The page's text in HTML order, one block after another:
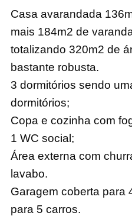
Casa avarandada
mais 184m2 de
totalizando 320m2 de
bastante robusta.
3 dormitórios sendo
dormitórios;
Copa e cozinha com
1 WC social;
Área externa com
lavabo.
Garagem coberta para
para 5 carros.